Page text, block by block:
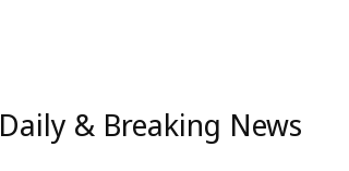
Daily & Breaking News